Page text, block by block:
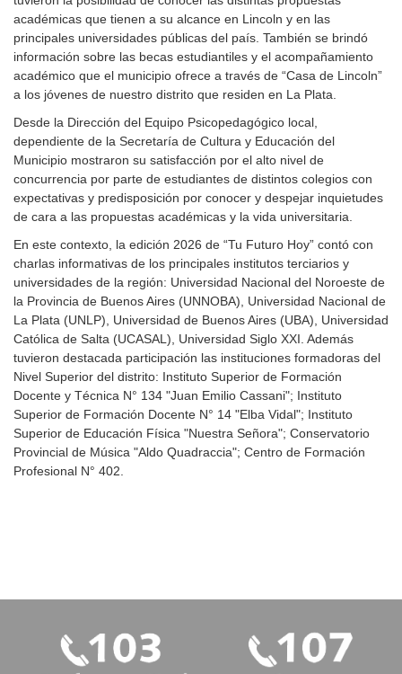
académicas que tienen a su alcance en Lincoln y en las
principales universidades públicas del país. También se brindó
información sobre las becas estudiantiles y el acompañamiento
académico que el municipio ofrece a través de “Casa de Lincoln”
a los jóvenes de nuestro distrito que residen en La Plata.
Desde la Dirección del Equipo Psicopedagógico local,
dependiente de la Secretaría de Cultura y Educación del
Municipio mostraron su satisfacción por el alto nivel de
concurrencia por parte de estudiantes de distintos colegios con
expectativas y predisposición por conocer y despejar inquietudes
de cara a las propuestas académicas y la vida universitaria.
En este contexto, la edición 2026 de “Tu Futuro Hoy” contó con
charlas informativas de los principales institutos terciarios y
universidades de la región: Universidad Nacional del Noroeste de
la Provincia de Buenos Aires (UNNOBA), Universidad Nacional de
La Plata (UNLP), Universidad de Buenos Aires (UBA), Universidad
Católica de Salta (UCASAL), Universidad Siglo XXI. Además
tuvieron destacada participación las instituciones formadoras del
Nivel Superior del distrito: Instituto Superior de Formación
Docente y Técnica N° 134 "Juan Emilio Cassani"; Instituto
Superior de Formación Docente N° 14 "Elba Vidal"; Instituto
Superior de Educación Física "Nuestra Señora"; Conservatorio
Provincial de Música "Aldo Quadraccia"; Centro de Formación
Profesional N° 402.